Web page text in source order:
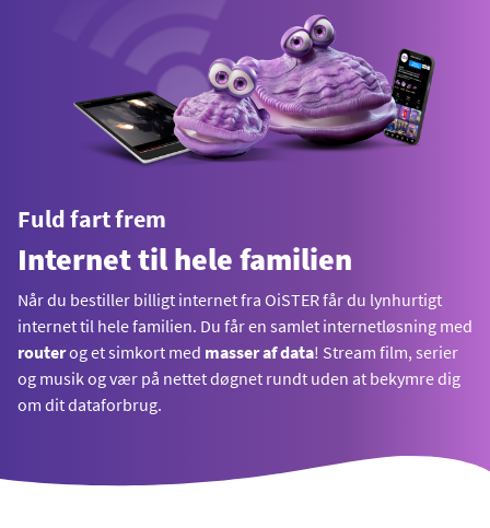
Fuld fart frem
Internet til hele familien
Når du bestiller billigt internet fra OiSTER får du lynhurtigt
internet til hele familien. Du får en samlet internetløsning med
routerog et simkort med masser af data! Stream film, serier
og musik og vær på nettet døgnet rundt uden at bekymre dig
om dit dataforbrug.